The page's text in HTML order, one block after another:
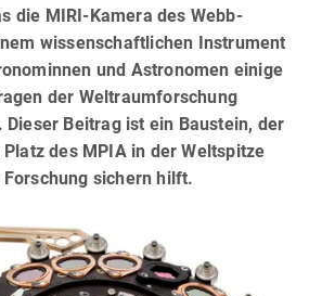
die MIRI-Kamera des Webb-
wissenschaftlichen Instrument
und Astronomen einige
der Weltraumforschung
Beitrag ist ein Baustein, der
des MPIA in der Weltspitze
sichern hilft.